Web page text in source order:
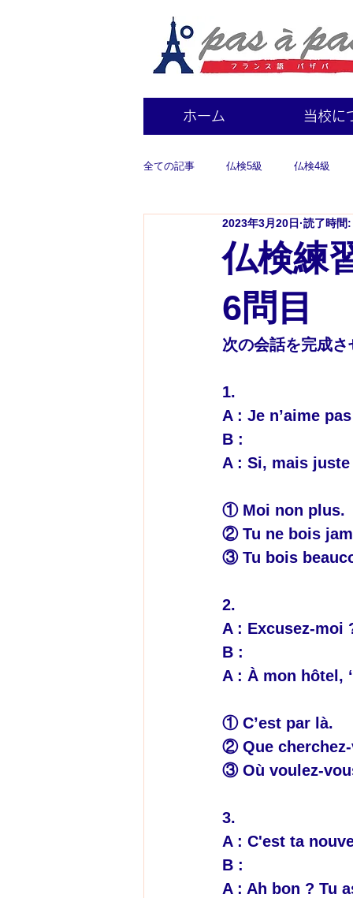
ホーム 当校に
全ての記事 仏検5級 仏検4級
仏検練
6問目
2023年3月20日 読了時間
次の会話を完成
1.
A : Je n’aime
B :
A : Si, mais
① Moi non plus.
② Tu ne bois
③ Tu bois
2.
A : Excusez-moi
B :
A : À mon hôtel,
① C’est par là.
② Que
③ Où voulez-
3.
A : C'est ta
B :
A : Ah bon ? Tu